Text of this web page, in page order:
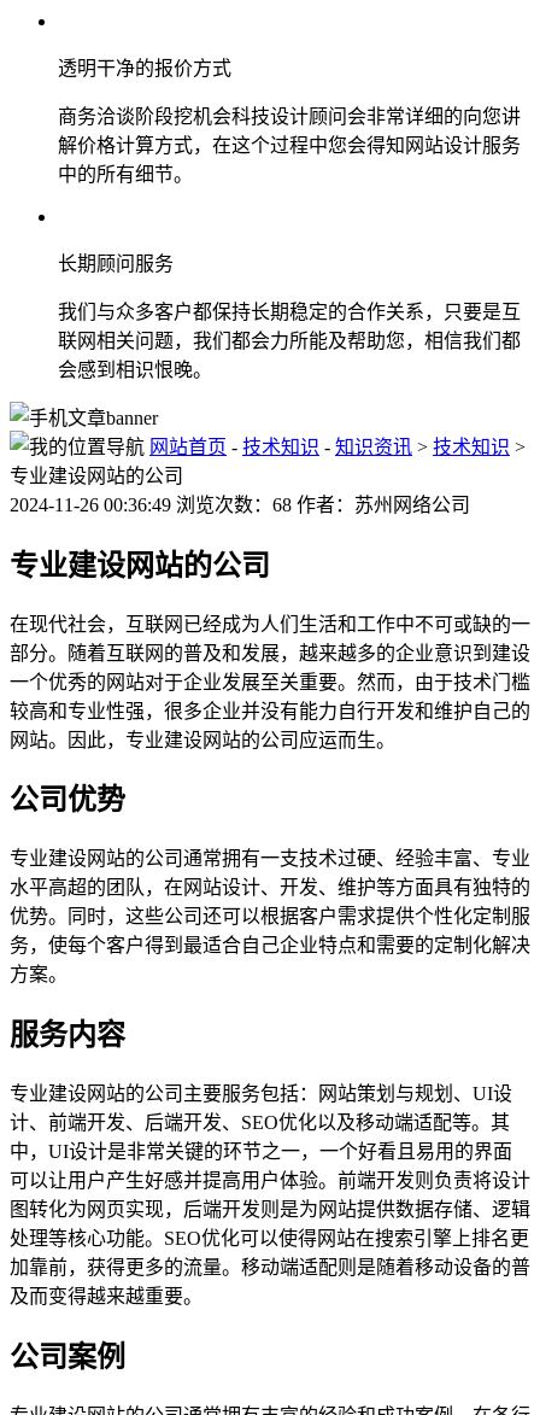
透明干净的报价方式
商务洽谈阶段挖机会科技设计顾问会非常详细的向您讲
解价格计算方式，在这个过程中您会得知网站设计服务
中的所有细节。
长期顾问服务
我们与众多客户都保持长期稳定的合作关系，只要是互
联网相关问题，我们都会力所能及帮助您，相信我们都
会感到相识恨晚。
网站首页 - 技术知识 - 知识资讯 > 技术知识 >
专业建设网站的公司
2024-11-26 00:36:49 浏览次数：68 作者：苏州网络公司
专业建设网站的公司
在现代社会，互联网已经成为人们生活和工作中不可或缺的一
部分。随着互联网的普及和发展，越来越多的企业意识到建设
一个优秀的网站对于企业发展至关重要。然而，由于技术门槛
较高和专业性强，很多企业并没有能力自行开发和维护自己的
网站。因此，专业建设网站的公司应运而生。
公司优势
专业建设网站的公司通常拥有一支技术过硬、经验丰富、专业
水平高超的团队，在网站设计、开发、维护等方面具有独特的
优势。同时，这些公司还可以根据客户需求提供个性化定制服
务，使每个客户得到最适合自己企业特点和需要的定制化解决
方案。
服务内容
专业建设网站的公司主要服务包括：网站策划与规划、UI设
计、前端开发、后端开发、SEO优化以及移动端适配等。其
中，UI设计是非常关键的环节之一，一个好看且易用的界面
可以让用户产生好感并提高用户体验。前端开发则负责将设计
图转化为网页实现，后端开发则是为网站提供数据存储、逻辑
处理等核心功能。SEO优化可以使得网站在搜索引擎上排名更
加靠前，获得更多的流量。移动端适配则是随着移动设备的普
及而变得越来越重要。
公司案例